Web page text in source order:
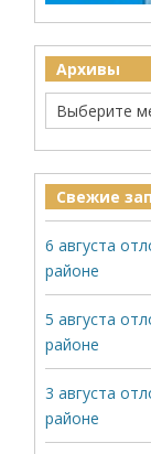
Архивы
Свежие
6 августа
районе
5 августа
районе
3 августа
районе